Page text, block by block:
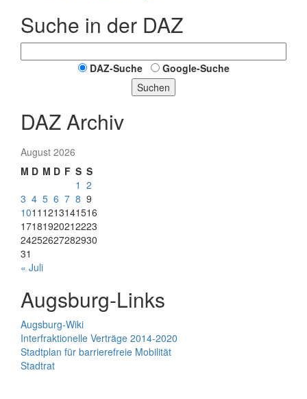
Suche in der DAZ
DAZ-Suche
Google-Suche
Suchen
DAZ Archiv
August 2026
M D M D F S S
1 2
3 4 5 6 7 8 9
1011 1213141516
17181920212223
24252627282930
31
« Juli
Augsburg-Links
Augsburg-Wiki
Interfraktionelle Verträge 2014-2020
Stadtplan für barrierefreie Mobilität
Stadtrat